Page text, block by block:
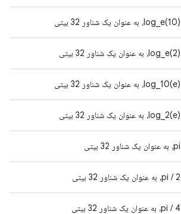
log_e(10)، به عنوان یک شناور 32 بیتی
log_e(2)، به عنوان یک شناور 32 بیتی
log_10(e)، به عنوان یک شناور 32 بیتی
log_2(e)، به عنوان یک شناور 32 بیتی
pi، به عنوان یک شناور 32 بیتی
pi / 2، به عنوان یک شناور 32 بیتی
pi / 4، به عنوان یک شناور 32 بیتی